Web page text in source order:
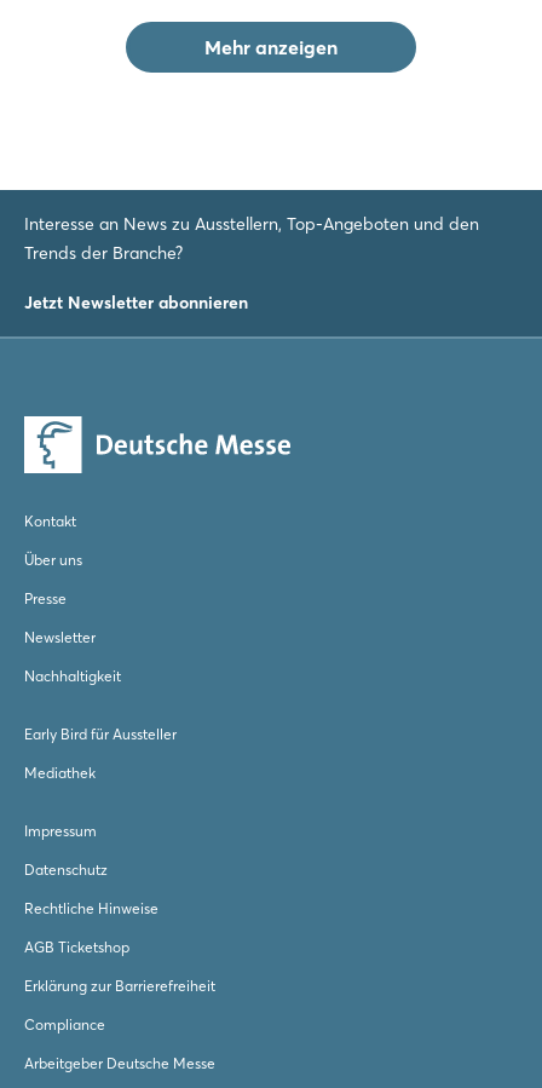
Mehr anzeigen
Interesse an News zu Ausstellern, Top-Angeboten und den
Trends der Branche?
Jetzt Newsletter abonnieren
Kontakt
Über uns
Presse
Newsletter
Nachhaltigkeit
Early Bird für Aussteller
Mediathek
Impressum
Datenschutz
Rechtliche Hinweise
AGB Ticketshop
Erklärung zur Barrierefreiheit
Compliance
Arbeitgeber Deutsche Messe